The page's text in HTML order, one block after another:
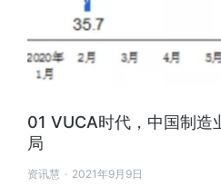
01 VUCA时代，中国制造
局
资讯慧 2021年9月9日